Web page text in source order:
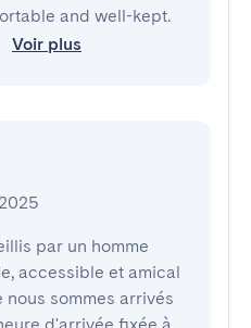
and well-kept.
Voir plus
par un homme
accessible et amical
sommes arrivés